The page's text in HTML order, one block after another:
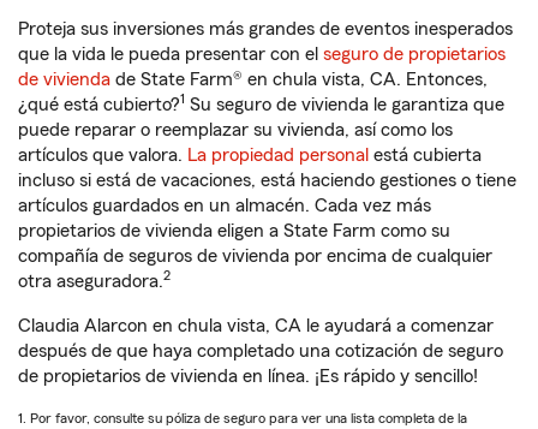
Proteja sus inversiones más grandes de eventos inesperados
que la vida le pueda presentar con el seguro de propietarios
de vivienda de State Farm® en chula vista, CA. Entonces,
¿qué está cubierto?1 Su seguro de vivienda le garantiza que
puede reparar o reemplazar su vivienda, así como los
artículos que valora. La propiedad personal está cubierta
incluso si está de vacaciones, está haciendo gestiones o tiene
artículos guardados en un almacén. Cada vez más
propietarios de vivienda eligen a State Farm como su
compañía de seguros de vivienda por encima de cualquier
otra aseguradora.2
Claudia Alarcon en chula vista, CA le ayudará a comenzar
después de que haya completado una cotización de seguro
de propietarios de vivienda en línea. ¡Es rápido y sencillo!
1. Por favor, consulte su póliza de seguro para ver una lista completa de la